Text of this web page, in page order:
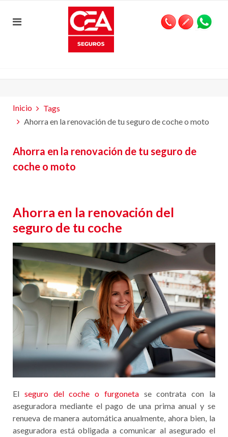
Inicio
Tags
Ahorra en la renovación de tu seguro de coche o moto
Ahorra en la renovación de tu seguro de
coche o moto
Ahorra en la renovación del
seguro de tu coche
El seguro del coche o furgonetase contrata con la
aseguradora mediante el pago de una prima anual y se
renueva de manera automática anualmente, ahora bien, la
aseguradora está obligada a comunicar al asegurado el